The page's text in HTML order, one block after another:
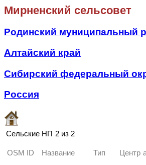
Мирненский сельсовет
Родинский муниципальный
Алтайский край
Сибирский федеральный
Россия
Сельские НП 2 из 2
OSM ID Название Тип Центр